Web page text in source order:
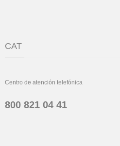
CAT
Centro de atención telefónica
800 821 04 41